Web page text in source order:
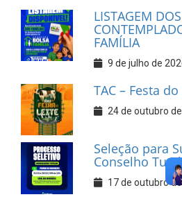
LISTAGEM
FAMÍLIA
9 de julho de
TAC – Festa
24 de outubro
Seleção para
Conselho
17 de outubro de